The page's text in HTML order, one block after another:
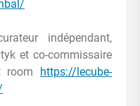
indépendant,
et co-commissaire
room https://lecube-